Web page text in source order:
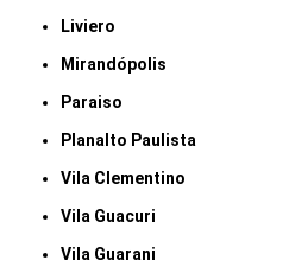
Liviero
Mirandópolis
Paraiso
Planalto Paulista
Vila Clementino
Vila Guacuri
Vila Guarani